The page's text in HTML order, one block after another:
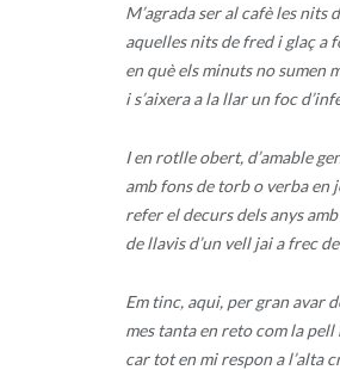
M’agrada ser al cafè les nits
aquelles nits de fred i glaç a
en què els minuts no sumen
i s’aixera a la llar un foc
I en rotlle obert, d’amable
amb fons de torb o verba en
refer el decurs dels anys
de llavis d’un vell jai a frec
Em tinc, aqui, per gran avar
mes tanta en reto com la pell
car tot en mi respon a l’alta